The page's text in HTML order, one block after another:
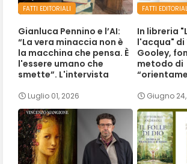
FATTI EDITORIALI
Gianluca Pennino e l’AI:
“La vera minaccia non è
la macchina che pensa. È
l'essere umano che
smette”. L'intervista
Luglio 01, 2026
FATTI
In libreria
l'acqua" di
Gooley,
metodo di
Giugno